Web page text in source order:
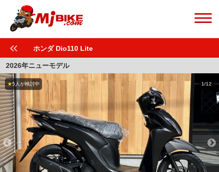
ホンダ Dio110 Lite
2026年ニューモデル
1/12
★5人が検討中